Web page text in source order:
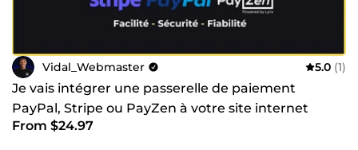
Vidal_Webmaster 5.0 (1)
Je vais intégrer une passerelle de paiement
PayPal, Stripe ou PayZen à votre site internet
From $24.97